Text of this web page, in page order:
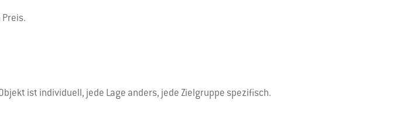
ist individuell, jede Lage anders, jede Zielgruppe spezifisch.